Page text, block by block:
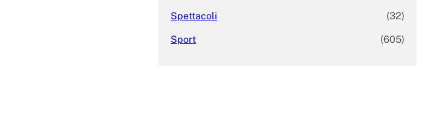
Spettacoli (32)
Sport (605)